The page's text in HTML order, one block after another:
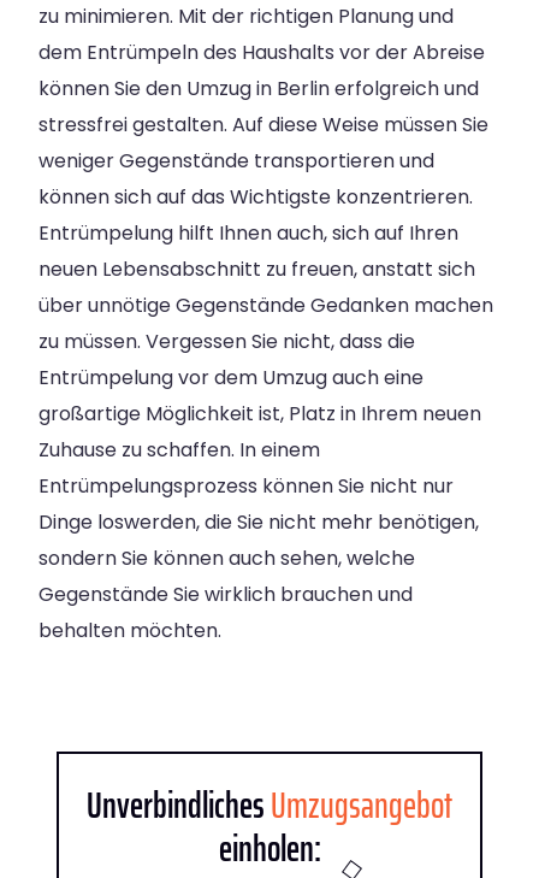
zu minimieren. Mit der richtigen Planung und
dem Entrümpeln des Haushalts vor der Abreise
können Sie den Umzug in Berlin erfolgreich und
stressfrei gestalten. Auf diese Weise müssen Sie
weniger Gegenstände transportieren und
können sich auf das Wichtigste konzentrieren.
Entrümpelung hilft Ihnen auch, sich auf Ihren
neuen Lebensabschnitt zu freuen, anstatt sich
über unnötige Gegenstände Gedanken machen
zu müssen. Vergessen Sie nicht, dass die
Entrümpelung vor dem Umzug auch eine
großartige Möglichkeit ist, Platz in Ihrem neuen
Zuhause zu schaffen. In einem
Entrümpelungsprozess können Sie nicht nur
Dinge loswerden, die Sie nicht mehr benötigen,
sondern Sie können auch sehen, welche
Gegenstände Sie wirklich brauchen und
behalten möchten.
UnverbindlichesUmzugsangebot
einholen: